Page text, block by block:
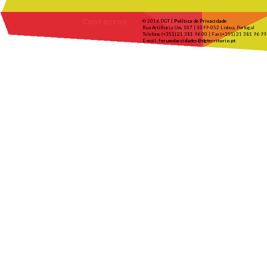
© 2016 DGT | Política de Privacidade
Rua Artilharia Um, 107 | 1099-052 Lisboa, Portugal
Telefone (+351) 21 381 96 00 | Fax (+351) 21 381 96 99
E-mail: forumdascidades@dgterritorio.pt